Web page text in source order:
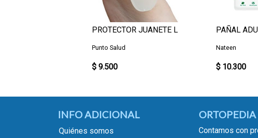
PROTECTOR JUANETE L
Punto Salud
$ 9.500
PAÑAL
Nateen
$ 10.300
INFO ADICIONAL
Quiénes somos
Contamos con